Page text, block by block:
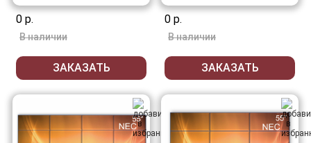
0 р.
В наличии
ЗАКАЗАТЬ
0 р.
В наличии
ЗАКАЗАТЬ